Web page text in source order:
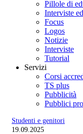
Pillole di
Interviste
Focus
Logos
Notizie
Interviste
Tutorial
Servizi
Corsi
TS plus
Pubblicità
Pubblici
Studenti e genitori
19.09.2025